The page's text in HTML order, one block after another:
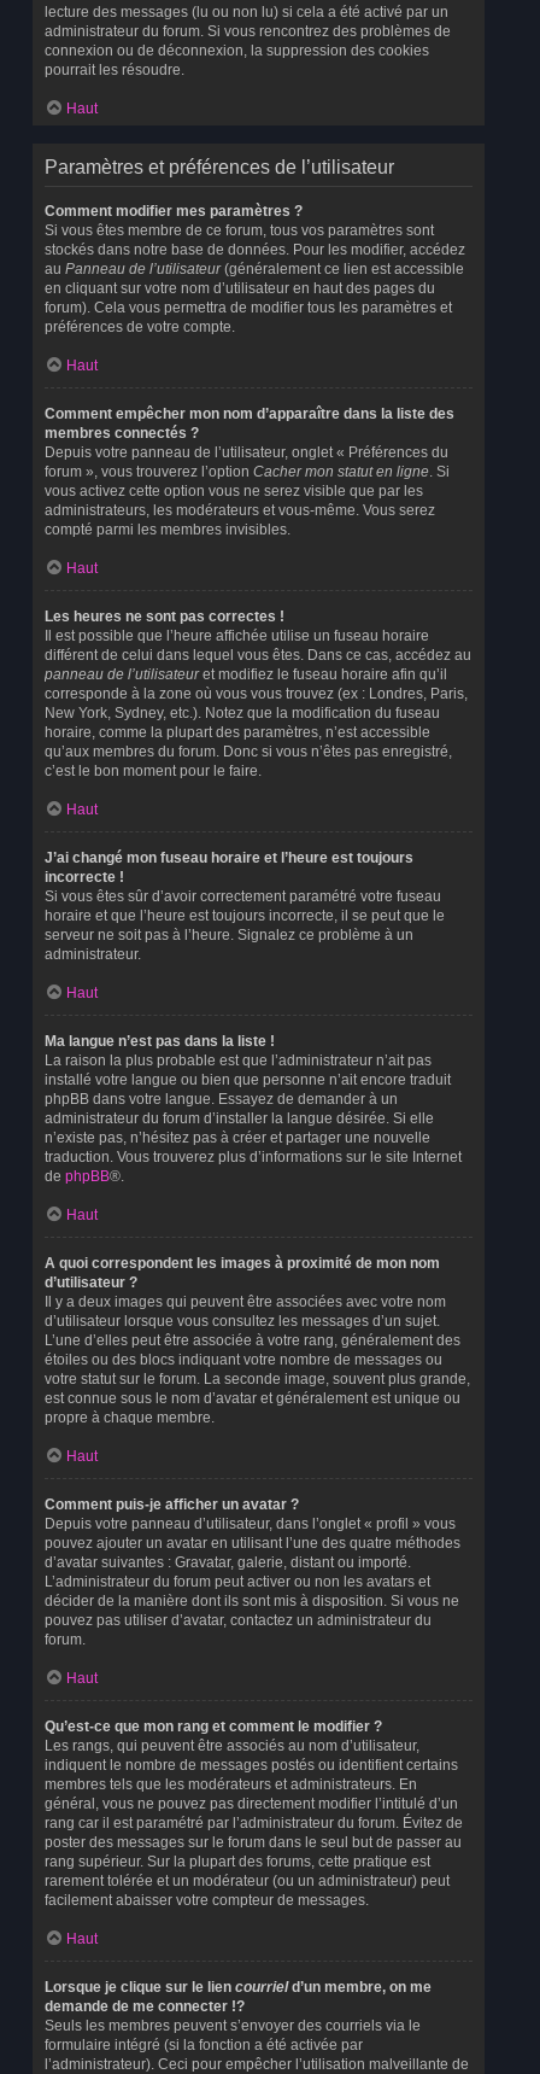
lecture des messages (lu ou non lu) si cela a été activé par un
administrateur du forum. Si vous rencontrez des problèmes de
connexion ou de déconnexion, la suppression des cookies
pourrait les résoudre.
Haut
Paramètres et préférences de l’utilisateur
Comment modifier mes paramètres ?
Si vous êtes membre de ce forum, tous vos paramètres sont
stockés dans notre base de données. Pour les modifier, accédez
au Panneau de l’utilisateur(généralement ce lien est accessible
en cliquant sur votre nom d’utilisateur en haut des pages du
forum). Cela vous permettra de modifier tous les paramètres et
préférences de votre compte.
Haut
Comment empêcher mon nom d’apparaître dans la liste des
membres connectés ?
Depuis votre panneau de l’utilisateur, onglet « Préférences du
forum », vous trouverez l’option Cacher mon statut en ligne. Si
vous activez cette option vous ne serez visible que par les
administrateurs, les modérateurs et vous-même. Vous serez
compté parmi les membres invisibles.
Haut
Les heures ne sont pas correctes !
Il est possible que l’heure affichée utilise un fuseau horaire
différent de celui dans lequel vous êtes. Dans ce cas, accédez au
panneau de l’utilisateuret modifiez le fuseau horaire afin qu’il
corresponde à la zone où vous vous trouvez (ex : Londres, Paris,
New York, Sydney, etc.). Notez que la modification du fuseau
horaire, comme la plupart des paramètres, n’est accessible
qu’aux membres du forum. Donc si vous n’êtes pas enregistré,
c’est le bon moment pour le faire.
Haut
J’ai changé mon fuseau horaire et l’heure est toujours
incorrecte !
Si vous êtes sûr d’avoir correctement paramétré votre fuseau
horaire et que l’heure est toujours incorrecte, il se peut que le
serveur ne soit pas à l’heure. Signalez ce problème à un
administrateur.
Haut
Ma langue n’est pas dans la liste !
La raison la plus probable est que l’administrateur n’ait pas
installé votre langue ou bien que personne n’ait encore traduit
phpBB dans votre langue. Essayez de demander à un
administrateur du forum d’installer la langue désirée. Si elle
n’existe pas, n’hésitez pas à créer et partager une nouvelle
traduction. Vous trouverez plus d’informations sur le site Internet
de phpBB®.
Haut
A quoi correspondent les images à proximité de mon nom
d’utilisateur ?
Il y a deux images qui peuvent être associées avec votre nom
d’utilisateur lorsque vous consultez les messages d’un sujet.
L’une d’elles peut être associée à votre rang, généralement des
étoiles ou des blocs indiquant votre nombre de messages ou
votre statut sur le forum. La seconde image, souvent plus grande,
est connue sous le nom d’avatar et généralement est unique ou
propre à chaque membre.
Haut
Comment puis-je afficher un avatar ?
Depuis votre panneau d’utilisateur, dans l’onglet « profil » vous
pouvez ajouter un avatar en utilisant l’une des quatre méthodes
d’avatar suivantes : Gravatar, galerie, distant ou importé.
L’administrateur du forum peut activer ou non les avatars et
décider de la manière dont ils sont mis à disposition. Si vous ne
pouvez pas utiliser d’avatar, contactez un administrateur du
forum.
Haut
Qu’est-ce que mon rang et comment le modifier ?
Les rangs, qui peuvent être associés au nom d’utilisateur,
indiquent le nombre de messages postés ou identifient certains
membres tels que les modérateurs et administrateurs. En
général, vous ne pouvez pas directement modifier l’intitulé d’un
rang car il est paramétré par l’administrateur du forum. Évitez de
poster des messages sur le forum dans le seul but de passer au
rang supérieur. Sur la plupart des forums, cette pratique est
rarement tolérée et un modérateur (ou un administrateur) peut
facilement abaisser votre compteur de messages.
Haut
Lorsque je clique sur le lien courrield’un membre, on me
demande de me connecter !?
Seuls les membres peuvent s’envoyer des courriels via le
formulaire intégré (si la fonction a été activée par
l’administrateur). Ceci pour empêcher l’utilisation malveillante de